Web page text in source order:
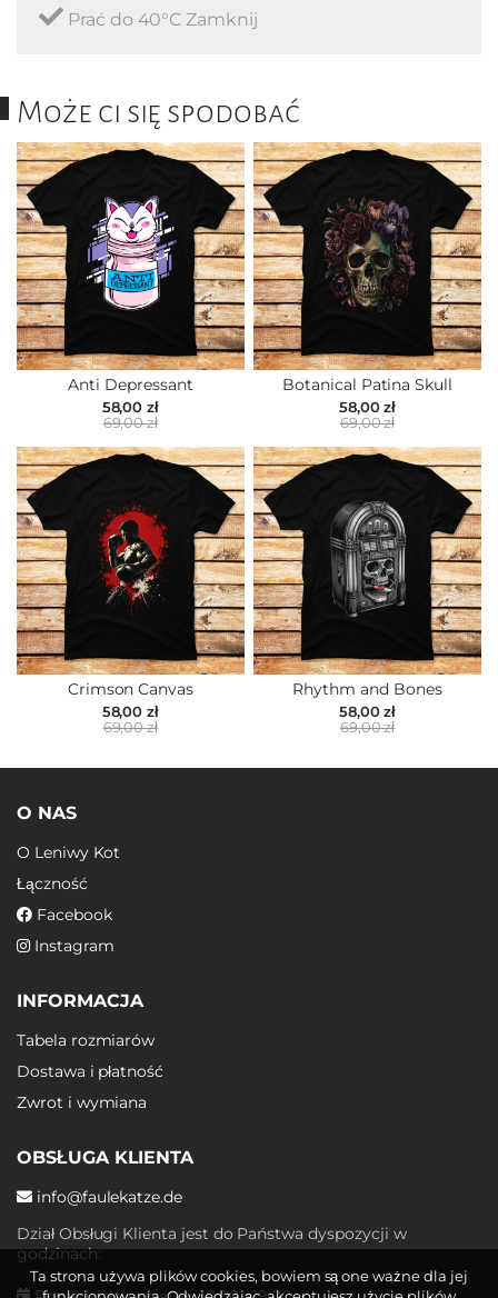
Prać do 40°C Zamknij
Może ci się spodobać
Anti Depressant
58,00 zł
69,00 zł
Botanical Patina Skull
58,00 zł
69,00 zł
Crimson Canvas
58,00 zł
69,00 zł
Rhythm and Bones
58,00 zł
69,00 zł
O NAS
O Leniwy Kot
Łączność
Facebook
Instagram
INFORMACJA
Tabela rozmiarów
Dostawa i płatność
Zwrot i wymiana
OBSŁUGA KLIENTA
info@faulekatze.de
Dział Obsługi Klienta jest do Państwa dyspozycji w
godzinach:
Ta strona używa plików cookies, bowiem są one ważne dla jej